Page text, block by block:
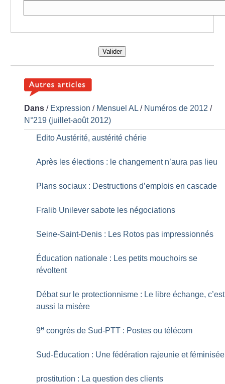
Valider
Dans / Expression / Mensuel AL / Numéros de 2012 /
N°219 (juillet-août 2012)
Edito Austérité, austérité chérie
Après les élections : le changement n’aura pas lieu
Plans sociaux : Destructions d’emplois en cascade
Fralib Unilever sabote les négociations
Seine-Saint-Denis : Les Rotos pas impressionnés
Éducation nationale : Les petits mouchoirs se
révoltent
Débat sur le protectionnisme : Le libre échange, c’est
aussi la misère
9e congrès de Sud-PTT : Postes ou télécom
Sud-Éducation : Une fédération rajeunie et féminisée
prostitution : La question des clients